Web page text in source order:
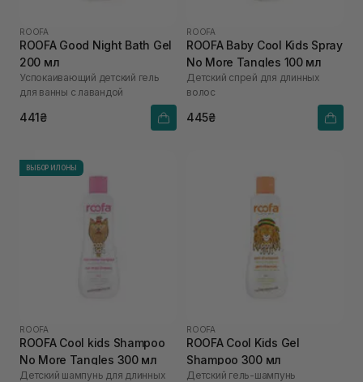
ROOFA
ROOFA Good Night Bath Gel
200 мл
Успокаивающий детский гель
для ванны с лавандой
441₴
ROOFA
ROOFA Baby Cool Kids Spray
No More Tangles 100 мл
Детский спрей для длинных
волос
445₴
ВЫБОР ИЛОНЫ
ROOFA
ROOFA Cool kids Shampoo
No More Tangles 300 мл
Детский шампунь для длинных
ROOFA
ROOFA Cool Kids Gel
Shampoo 300 мл
Детский гель-шампунь